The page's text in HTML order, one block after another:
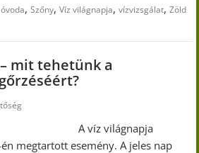
óvoda,Szőny,Víz világnapja,vízvizsgálat,Zöld
mit tehetünk a
A víz világnapja
megtartott esemény. A jeles nap